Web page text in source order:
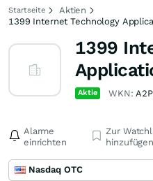
Startseite
Aktien
1399 Internet Technology
1399
Aktie WKN:
Alarme
einrichten
Zur
hinzufügen
Nasdaq OTC